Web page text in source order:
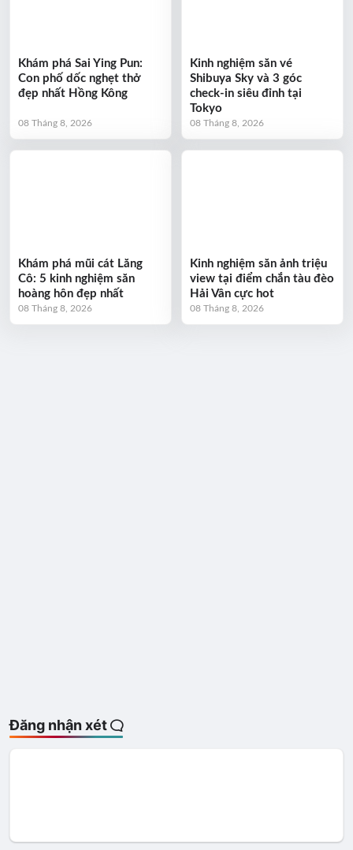
Khám phá Sai Ying Pun:
Con phố dốc nghẹt thở
đẹp nhất Hồng Kông
08 Tháng 8, 2026
Kinh nghiệm săn vé
Shibuya Sky và 3 góc
check-in siêu đỉnh tại
Tokyo
08 Tháng 8, 2026
Khám phá mũi cát Lăng
Cô: 5 kinh nghiệm săn
hoàng hôn đẹp nhất
08 Tháng 8, 2026
Kinh nghiệm săn ảnh triệu
view tại điểm chắn tàu đèo
Hải Vân cực hot
08 Tháng 8, 2026
Đăng nhận xét